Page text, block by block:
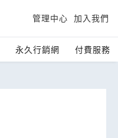
管理中心 加入我們
永久行銷網 付費服務